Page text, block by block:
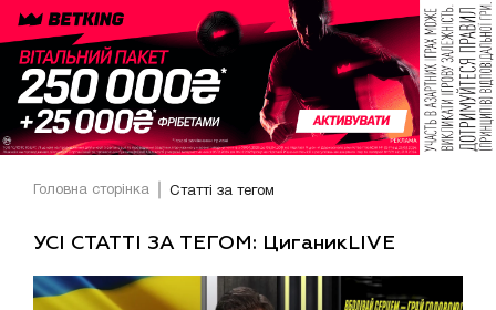
Головна сторінка Статті за тегом
УСІ СТАТТІ ЗА ТЕГОМ: ЦиганикLIVE